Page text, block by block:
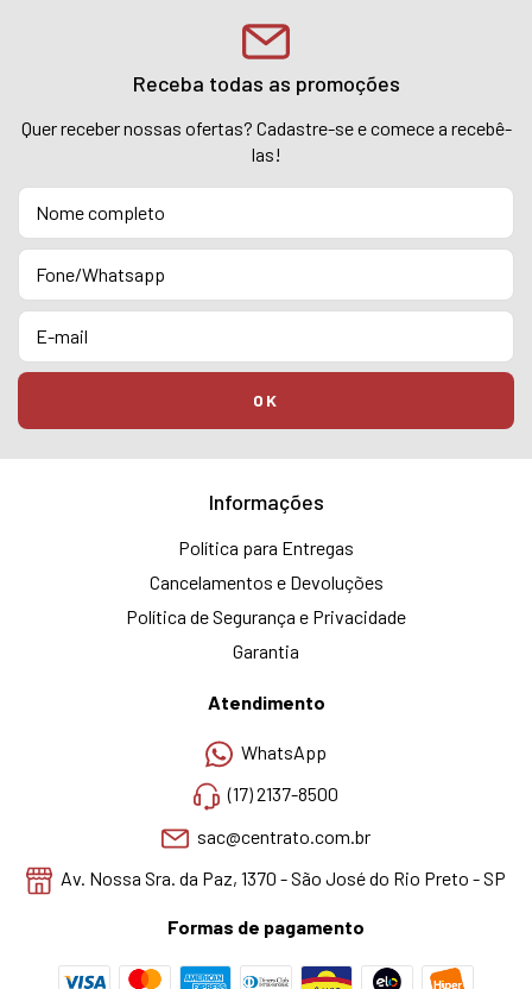
Receba todas as promoções
Quer receber nossas ofertas? Cadastre-se e comece a recebê-
las!
Informações
Política para Entregas
Cancelamentos e Devoluções
Política de Segurança e Privacidade
Garantia
Atendimento
WhatsApp
(17) 2137-8500
sac@centrato.com.br
Av. Nossa Sra. da Paz, 1370 - São José do Rio Preto - SP
Formas de pagamento